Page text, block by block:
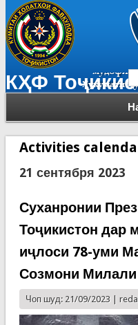
КҲФ
Activities
21 сентября 2023
Суханронии
Тоҷикистон дар
иҷлоси 78-уми
Созмони
Чоп шуд: 21/09/2023 |